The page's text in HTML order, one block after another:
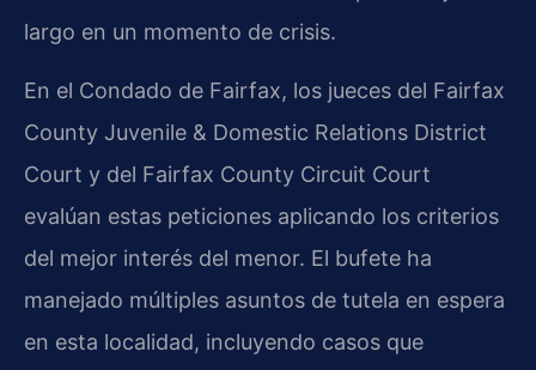
largo en un momento de crisis.
En el Condado de Fairfax, los jueces del Fairfax
County Juvenile & Domestic Relations District
Court y del Fairfax County Circuit Court
evalúan estas peticiones aplicando los criterios
del mejor interés del menor. El bufete ha
manejado múltiples asuntos de tutela en espera
en esta localidad, incluyendo casos que